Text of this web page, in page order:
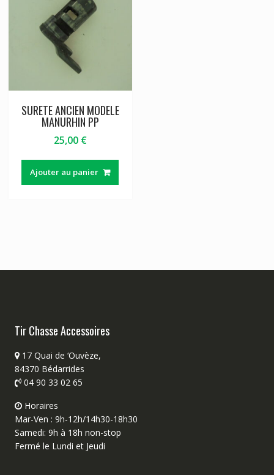
SURETE ANCIEN MODELE
MANURHIN PP
25,00 €
Ajouter au panier
Tir Chasse Accessoires
17 Quai de ‘Ouvèze,
84370 Bédarrides
04 90 33 02 65
Horaires
Mar-Ven : 9h-12h/14h30-18h30
Samedi: 9h à 18h non-stop
Fermé le Lundi et Jeudi